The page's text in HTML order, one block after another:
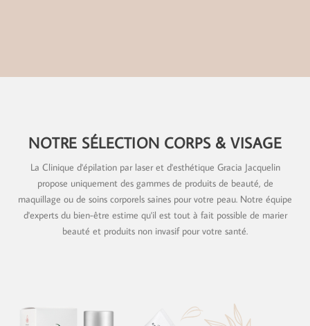
NOTRE SÉLECTION CORPS & VISAGE
La Clinique d'épilation par laser et d'esthétique Gracia Jacquelin
propose uniquement des gammes de produits de beauté, de
maquillage ou de soins corporels saines pour votre peau. Notre équipe
d'experts du bien-être estime qu'il est tout à fait possible de marier
beauté et produits non invasif pour votre santé.